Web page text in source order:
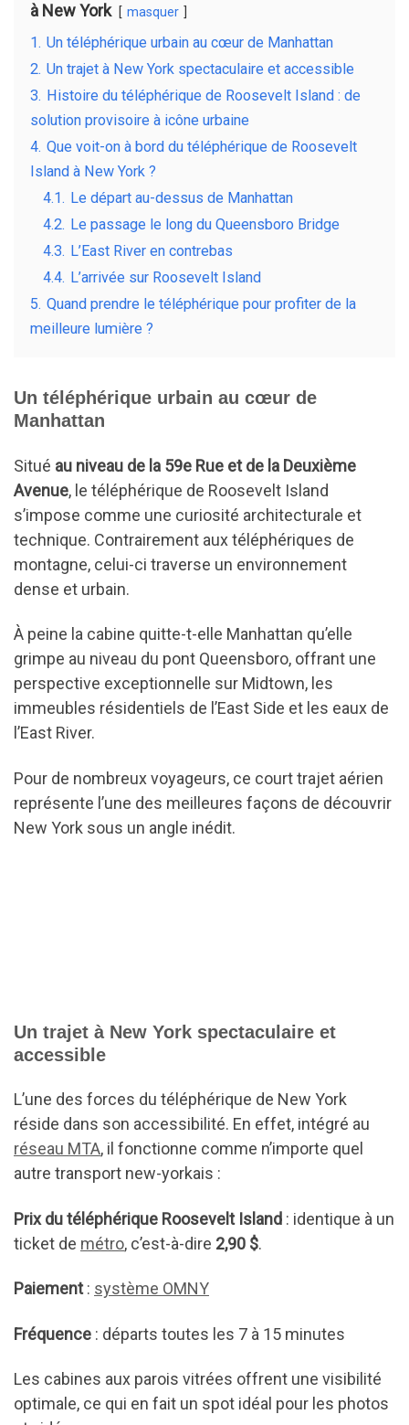
à New York
masquer
1. Un téléphérique urbain au cœur de Manhattan
2. Un trajet à New York spectaculaire et accessible
3. Histoire du téléphérique de Roosevelt Island : de
solution provisoire à icône urbaine
4. Que voit-on à bord du téléphérique de Roosevelt
Island à New York ?
4.1. Le départ au-dessus de Manhattan
4.2. Le passage le long du Queensboro Bridge
4.3. L’East River en contrebas
4.4. L’arrivée sur Roosevelt Island
5. Quand prendre le téléphérique pour profiter de la
meilleure lumière ?
Un téléphérique urbain au cœur de
Manhattan
Situé au niveau de la 59e Rue et de la Deuxième
Avenue, le téléphérique de Roosevelt Island
s’impose comme une curiosité architecturale et
technique. Contrairement aux téléphériques de
montagne, celui-ci traverse un environnement
dense et urbain.
À peine la cabine quitte-t-elle Manhattan qu’elle
grimpe au niveau du pont Queensboro, offrant une
perspective exceptionnelle sur Midtown, les
immeubles résidentiels de l’East Side et les eaux de
l’East River.
Pour de nombreux voyageurs, ce court trajet aérien
représente l’une des meilleures façons de découvrir
New York sous un angle inédit.
Un trajet à New York spectaculaire et
accessible
L’une des forces du téléphérique de New York
réside dans son accessibilité. En effet, intégré au
réseau MTA, il fonctionne comme n’importe quel
autre transport new-yorkais :
Prix du téléphérique Roosevelt Island : identique à un
ticket de métro, c’est-à-dire 2,90 $.
Paiement: système OMNY
Fréquence : départs toutes les 7 à 15 minutes
Les cabines aux parois vitrées offrent une visibilité
optimale, ce qui en fait un spot idéal pour les photos